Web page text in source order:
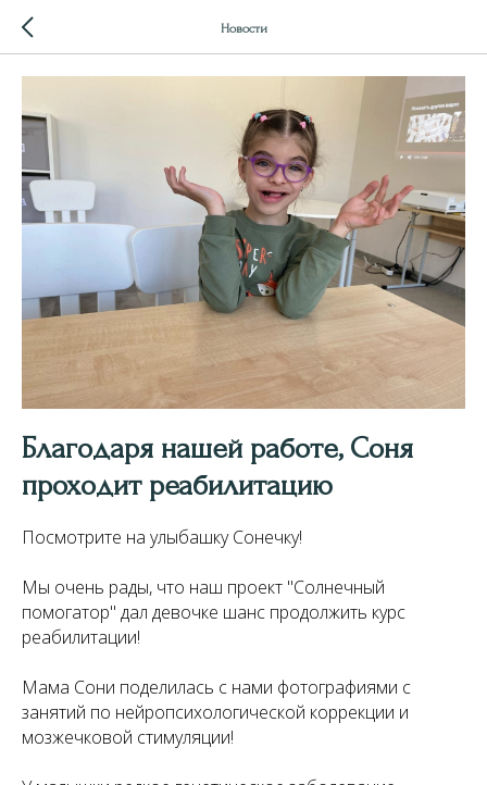
Новости
Благодаря нашей работе, Соня
проходит реабилитацию
Посмотрите на улыбашку Сонечку!
Мы очень рады, что наш проект "Солнечный
помогатор" дал девочке шанс продолжить курс
реабилитации!
Мама Сони поделилась с нами фотографиями с
занятий по нейропсихологической коррекции и
мозжечковой стимуляции!